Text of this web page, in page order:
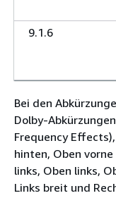
9.1.6
Bei den
Dolby-
Frequency
hinten, Oben
links, Oben links,
Links breit und